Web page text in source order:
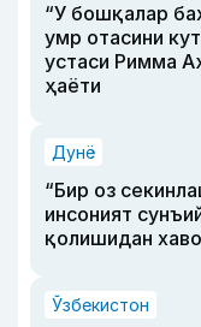
“У бошқалар
умр отасини
устаси Римма
ҳаёти
Дунё
“Бир оз
инсоният
қолишидан
Ўзбекистон